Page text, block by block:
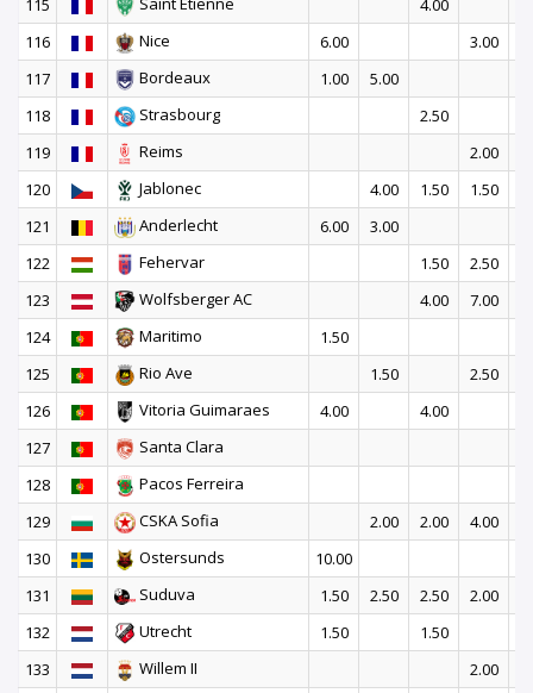
115
4.00
116
Nice 6.00
3.00
117
Bordeaux 1.00
5.00
118
Strasbourg
2.50
119
Reims
2.00
120
Jablonec 4.00 1.50 1.50
121
Anderlecht 6.00 3.00
122
Fehervar 1.50 2.50
123
Wolfsberger AC 4.00
7.00
124
Maritimo
1.50
125
Rio Ave 1.50
2.50
126
Vitoria Guimaraes 4.00
4.00
127
Santa Clara
128
Pacos Ferreira
129
CSKA Sofia 2.00 2.00 4.00
130
Ostersunds
10.00
131
Suduva 1.50 2.50 2.50 2.00
132
Utrecht 1.50
1.50
133
Willem II
2.00